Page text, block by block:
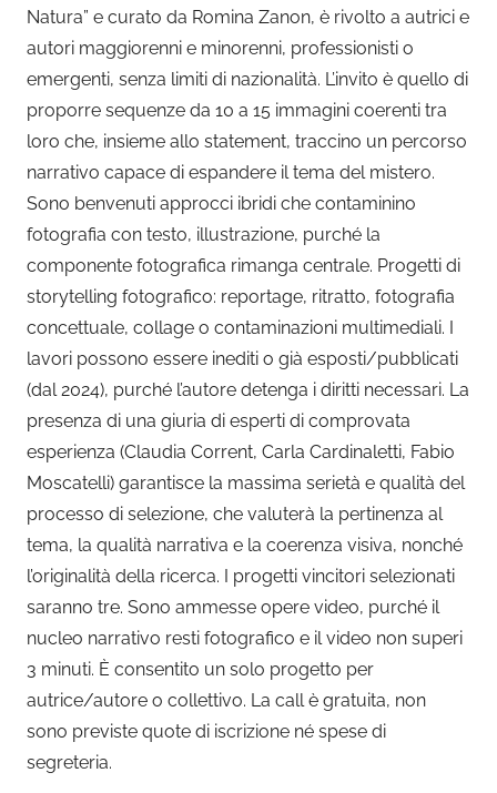
Natura” e curato da Romina Zanon, è rivolto a autrici e
autori maggiorenni e minorenni, professionisti o
emergenti, senza limiti di nazionalità. L’invito è quello di
proporre sequenze da 10 a 15 immagini coerenti tra
loro che, insieme allo statement, traccino un percorso
narrativo capace di espandere il tema del mistero.
Sono benvenuti approcci ibridi che contaminino
fotografia con testo, illustrazione, purché la
componente fotografica rimanga centrale. Progetti di
storytelling fotografico: reportage, ritratto, fotografia
concettuale, collage o contaminazioni multimediali. I
lavori possono essere inediti o già esposti/pubblicati
(dal 2024), purché l’autore detenga i diritti necessari. La
presenza di una giuria di esperti di comprovata
esperienza (Claudia Corrent, Carla Cardinaletti, Fabio
Moscatelli) garantisce la massima serietà e qualità del
processo di selezione, che valuterà la pertinenza al
tema, la qualità narrativa e la coerenza visiva, nonché
l’originalità della ricerca. I progetti vincitori selezionati
saranno tre. Sono ammesse opere video, purché il
nucleo narrativo resti fotografico e il video non superi
3 minuti. È consentito un solo progetto per
autrice/autore o collettivo. La call è gratuita, non
sono previste quote di iscrizione né spese di
segreteria.